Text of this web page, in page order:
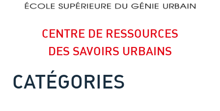
CENTRE DE RESSOURCES
DES SAVOIRS URBAINS
CATÉGORIES